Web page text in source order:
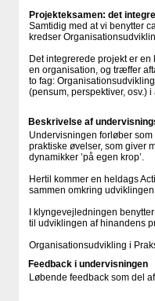
Projekteksamen: det
Samtidig med at vi benytter
kredser
Det integrerede projekt er
en organisation, og træffer
to fag:
(pensum, perspektiver, osv.)
Beskrivelse af
Undervisningen forløber
praktiske øvelser, som giver
dynamikker ’på egen krop’.
Hertil kommer en heldags
sammen omkring
I klyngevejledningen
til udviklingen af hinandens
Organisationsudvikling i
Feedback i undervisningen
Løbende feedback som del